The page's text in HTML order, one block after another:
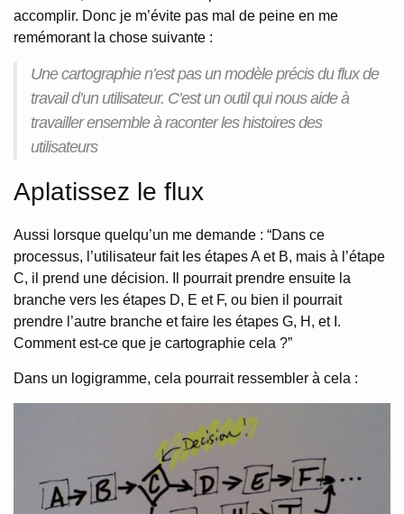
accomplir. Donc je m’évite pas mal de peine en me
remémorant la chose suivante :
Une cartographie n’est pas un modèle précis du flux de
travail d’un utilisateur. C’est un outil qui nous aide à
travailler ensemble à raconter les histoires des
utilisateurs
Aplatissez le flux
Aussi lorsque quelqu’un me demande : “Dans ce
processus, l’utilisateur fait les étapes A et B, mais à l’étape
C, il prend une décision. Il pourrait prendre ensuite la
branche vers les étapes D, E et F, ou bien il pourrait
prendre l’autre branche et faire les étapes G, H, et I.
Comment est-ce que je cartographie cela ?”
Dans un logigramme, cela pourrait ressembler à cela :